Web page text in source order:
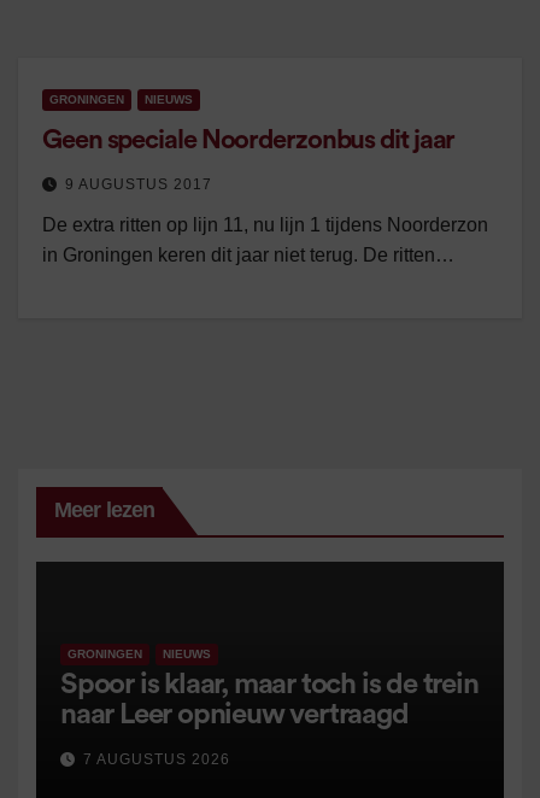
GRONINGEN NIEUWS
Geen speciale Noorderzonbus dit jaar
9 AUGUSTUS 2017
De extra ritten op lijn 11, nu lijn 1 tijdens Noorderzon
in Groningen keren dit jaar niet terug. De ritten…
Meer lezen
GRONINGEN NIEUWS
Spoor is klaar, maar toch is de trein
naar Leer opnieuw vertraagd
7 AUGUSTUS 2026